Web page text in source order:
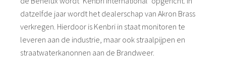
datzelfde jaar wordt het dealerschap van Akron Brass
verkregen. Hierdoor is Kenbri in staat monitoren te
leveren aan de industrie, maar ook straalpijpen en
straatwaterkanonnen aan de Brandweer.